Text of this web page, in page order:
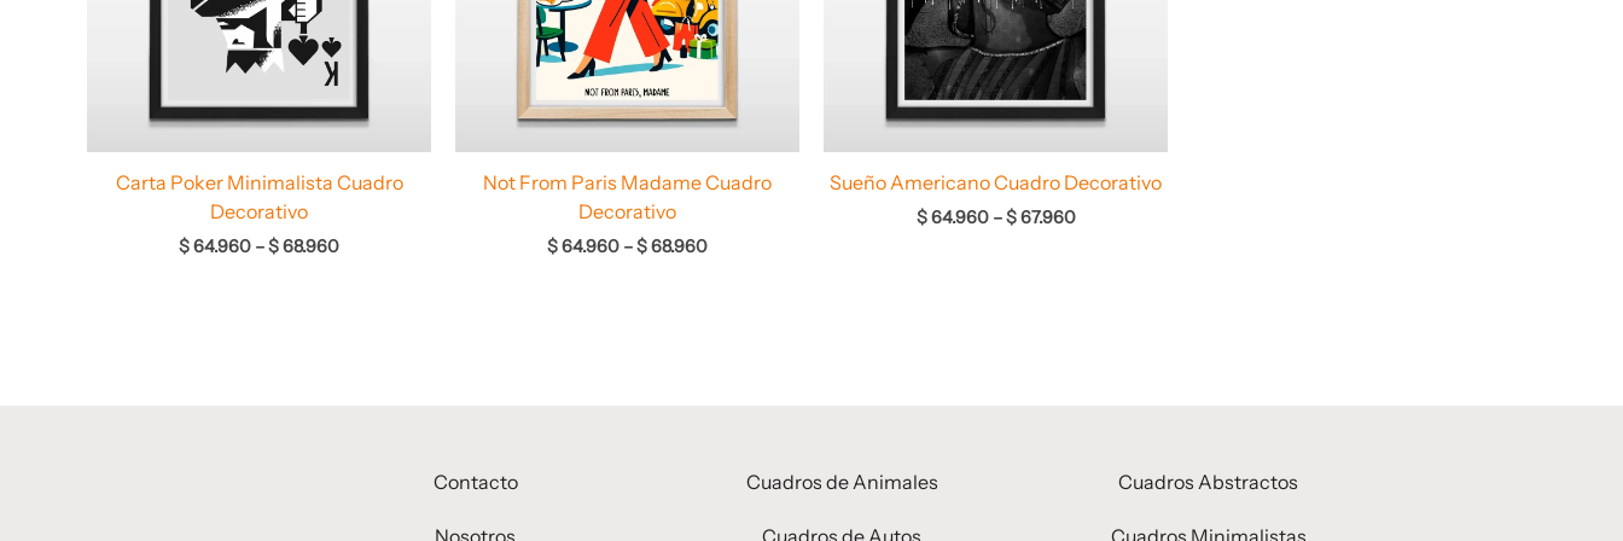
Carta Poker Minimalista Cuadro
Decorativo
$64.960 –$68.960
Not From Paris Madame Cuadro
Decorativo
$64.960 –$68.960
Sueño Americano Cuadro Decorativo
$64.960 –$67.960
Contacto
Nosotros
Cuadros de Animales
Cuadros de Autos
Cuadros Abstractos
Cuadros Minimalistas